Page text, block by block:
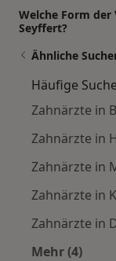
Welche Form
Seyffert?
Ähnliche
Häufige
Zahnärzte in
Zahnärzte in
Zahnärzte in
Zahnärzte in
Zahnärzte in
Mehr (4)